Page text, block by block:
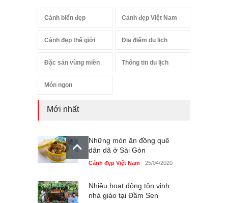
Cảnh biển đẹp Cảnh đẹp Việt Nam
Cảnh đẹp thế giới Địa điểm du lịch
Đặc sản vùng miền Thông tin du lịch
Món ngon
Mới nhất
Những món ăn đồng quê
dân dã ở Sài Gòn
Cảnh đẹp Việt Nam 25/04/2020
Nhiều hoạt động tôn vinh
nhà giáo tại Đầm Sen